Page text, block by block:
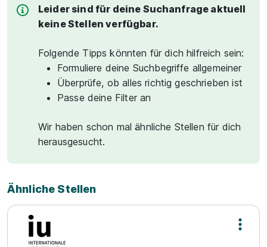
Leider sind für deine Suchanfrage aktuell
keine Stellen verfügbar.
Folgende Tipps könnten für dich hilfreich sein:
Formuliere deine Suchbegriffe allgemeiner
Überprüfe, ob alles richtig geschrieben ist
Passe deine Filter an
Wir haben schon mal ähnliche Stellen für dich
herausgesucht.
Ähnliche Stellen